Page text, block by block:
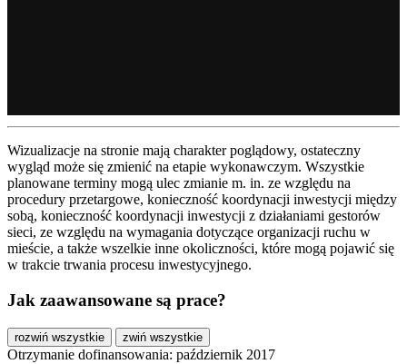
Wizualizacje na stronie mają charakter poglądowy, ostateczny
wygląd może się zmienić na etapie wykonawczym. Wszystkie
planowane terminy mogą ulec zmianie m. in. ze względu na
procedury przetargowe, konieczność koordynacji inwestycji między
sobą, konieczność koordynacji inwestycji z działaniami gestorów
sieci, ze względu na wymagania dotyczące organizacji ruchu w
mieście, a także wszelkie inne okoliczności, które mogą pojawić się
w trakcie trwania procesu inwestycyjnego.
Jak zaawansowane są prace?
rozwiń wszystkie zwiń wszystkie
Otrzymanie dofinansowania: październik 2017